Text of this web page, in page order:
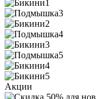
Акции